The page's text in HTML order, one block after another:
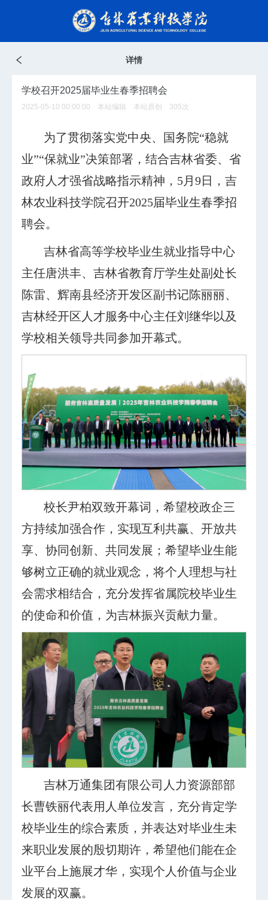
详情
学校召开2025届毕业生春季招聘会
2025-05-10 00:00:00 本站编辑 本站原创 305次
为了贯彻落实党中央、国务院“稳就
业”“保就业”决策部署，结合吉林省委、省
政府人才强省战略指示精神，5月9日，吉
林农业科技学院召开2025届毕业生春季招
聘会。
吉林省高等学校毕业生就业指导中心
主任唐洪丰、吉林省教育厅学生处副处长
陈雷、辉南县经济开发区副书记陈丽丽、
吉林经开区人才服务中心主任刘继华以及
学校相关领导共同参加开幕式。
校长尹柏双致开幕词，希望校政企三
方持续加强合作，实现互利共赢、开放共
享、协同创新、共同发展；希望毕业生能
够树立正确的就业观念，将个人理想与社
会需求相结合，充分发挥省属院校毕业生
的使命和价值，为吉林振兴贡献力量。
吉林万通集团有限公司人力资源部部
长曹铁丽代表用人单位发言，充分肯定学
校毕业生的综合素质，并表达对毕业生未
来职业发展的殷切期许，希望他们能在企
业平台上施展才华，实现个人价值与企业
发展的双赢。